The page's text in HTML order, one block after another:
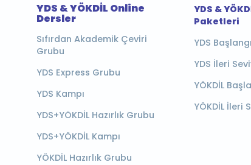
YDS & YÖKDİL Online
Dersler
Sıfırdan Akademik Çeviri
Grubu
YDS Express Grubu
YDS Kampı
YDS+YÖKDİL Hazırlık Grubu
YDS+YÖKDİL Kampı
YÖKDİL Hazırlık Grubu
YDS &
Paketleri
YDS
YDS İleri
YÖKDİL
YÖKDİL İleri